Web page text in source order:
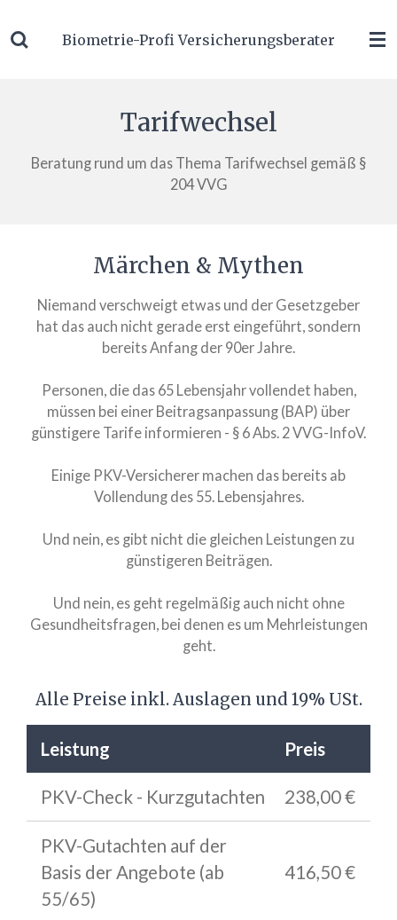
HauptinhaltBiometrie-Profi Versicherungsberater
Tarifwechsel
Beratung rund um das Thema Tarifwechsel gemäß §
204 VVG
Märchen & Mythen
Niemand verschweigt etwas und der Gesetzgeber
hat das auch nicht gerade erst eingeführt, sondern
bereits Anfang der 90er Jahre.
Personen, die das 65 Lebensjahr vollendet haben,
müssen bei einer Beitragsanpassung (BAP) über
günstigere Tarife informieren - § 6 Abs. 2 VVG-InfoV.
Einige PKV-Versicherer machen das bereits ab
Vollendung des 55. Lebensjahres.
Und nein, es gibt nicht die gleichen Leistungen zu
günstigeren Beiträgen.
Und nein, es geht regelmäßig auch nicht ohne
Gesundheitsfragen, bei denen es um Mehrleistungen
geht.
Alle Preise inkl. Auslagen und 19% USt.
Leistung Preis
PKV-Check - Kurzgutachten 238,00 €
PKV-Gutachten auf der
Basis der Angebote (ab
55/65)
416,50 €